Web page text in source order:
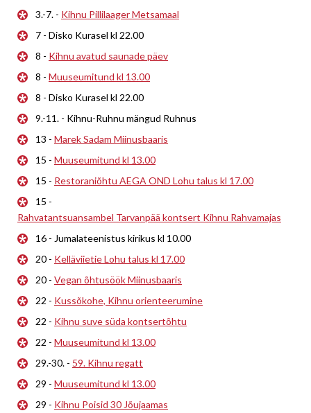
3.-7. - Kihnu Pillilaager Metsamaal
7 - Disko Kurasel kl 22.00
8 - Kihnu avatud saunade päev
8 - Muuseumitund kl 13.00
8 - Disko Kurasel kl 22.00
9.-11. - Kihnu-Ruhnu mängud Ruhnus
13 - Marek Sadam Miinusbaaris
15 - Muuseumitund kl 13.00
15 - Restoraniõhtu AEGA OND Lohu talus kl 17.00
15 -
Rahvatantsuansambel Tarvanpää kontsert Kihnu Rahvamajas
16 - Jumalateenistus kirikus kl 10.00
20 - Kelläviietie Lohu talus kl 17.00
20 - Vegan õhtusöök Miinusbaaris
22 - Kussõkohe, Kihnu orienteerumine
22 - Kihnu suve süda kontsertõhtu
22 - Muuseumitund kl 13.00
29.-30. - 59. Kihnu regatt
29 - Muuseumitund kl 13.00
29 - Kihnu Poisid 30 Jõujaamas